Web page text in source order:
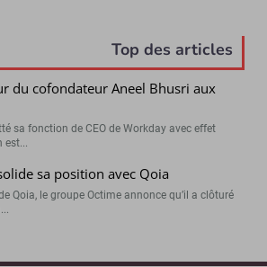
Top des articles
du cofondateur Aneel Bhusri aux
sa fonction de CEO de Workday avec effet
est...
sa position avec Qoia
Qoia, le groupe Octime annonce qu’il a clôturé